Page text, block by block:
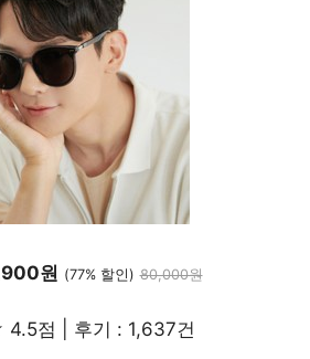
원 (77% 할인) 80,000원
점 | 후기 : 1,637건